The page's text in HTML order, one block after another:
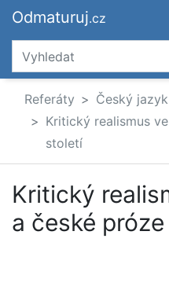
Odmaturuj.cz
Referáty Český jazyk
Kritický realismus
století
Kritický
a české